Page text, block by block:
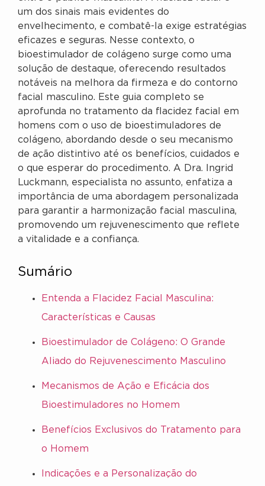
um dos sinais mais evidentes do
envelhecimento, e combatê-la exige estratégias
eficazes e seguras. Nesse contexto, o
bioestimulador de colágeno surge como uma
solução de destaque, oferecendo resultados
notáveis na melhora da firmeza e do contorno
facial masculino. Este guia completo se
aprofunda no tratamento da flacidez facial em
homens com o uso de bioestimuladores de
colágeno, abordando desde o seu mecanismo
de ação distintivo até os benefícios, cuidados e
o que esperar do procedimento. A Dra. Ingrid
Luckmann, especialista no assunto, enfatiza a
importância de uma abordagem personalizada
para garantir a harmonização facial masculina,
promovendo um rejuvenescimento que reflete
a vitalidade e a confiança.
Sumário
Entenda a Flacidez Facial Masculina:
Características e Causas
Bioestimulador de Colágeno: O Grande
Aliado do Rejuvenescimento Masculino
Mecanismos de Ação e Eficácia dos
Bioestimuladores no Homem
Benefícios Exclusivos do Tratamento para
o Homem
Indicações e a Personalização do